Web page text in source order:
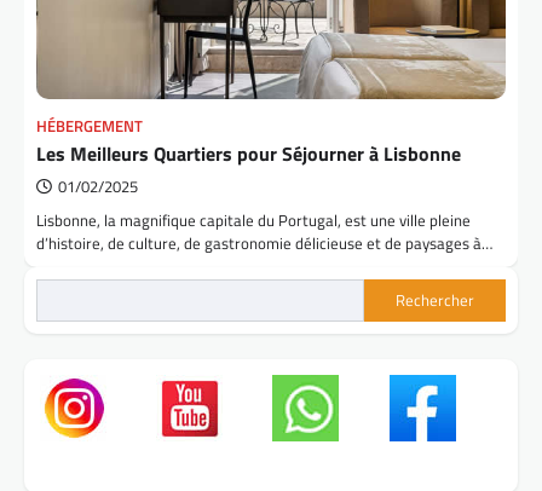
HÉBERGEMENT
Les Meilleurs Quartiers pour Séjourner à Lisbonne
01/02/2025
Lisbonne, la magnifique capitale du Portugal, est une ville pleine
d’histoire, de culture, de gastronomie délicieuse et de paysages à…
Rechercher